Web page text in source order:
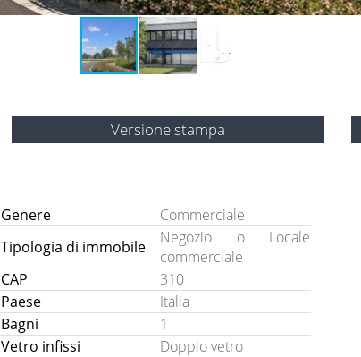
Versione stampa
Genere
Commerciale
Tipologia di immobile
Negozio o Locale
commerciale
CAP
310
Paese
Italia
Bagni
1
Vetro infissi
Doppio vetro